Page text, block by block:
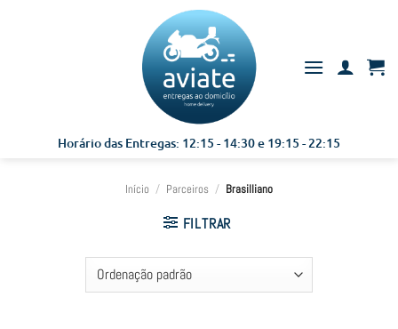
Horário das Entregas: 12:15 - 14:30 e 19:15 - 22:15
Início / Parceiros / Brasilliano
FILTRAR